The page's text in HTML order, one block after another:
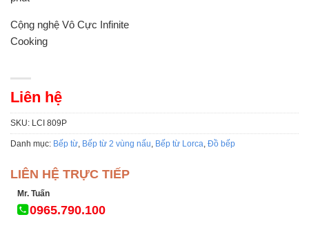
Cộng nghệ Vô Cực Infinite
Cooking
Liên hệ
SKU: LCI 809P
Danh mục: Bếp từ, Bếp từ 2 vùng nấu, Bếp từ Lorca, Đồ bếp
LIÊN HỆ TRỰC TIẾP
Mr. Tuấn
0965.790.100